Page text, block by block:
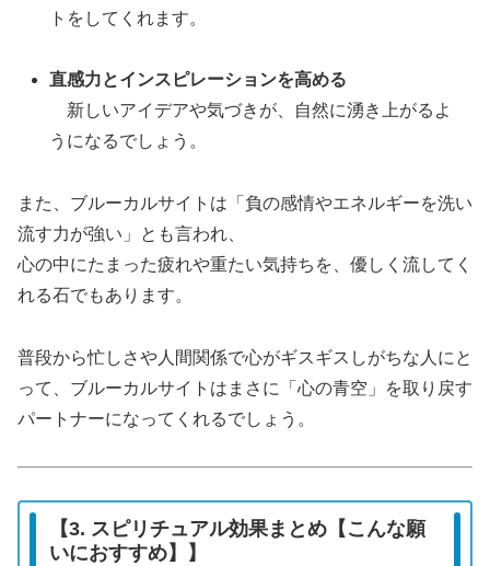
トをしてくれます。
直感力とインスピレーションを高める
新しいアイデアや気づきが、自然に湧き上がるよ
うになるでしょう。
また、ブルーカルサイトは「負の感情やエネルギーを洗い
流す力が強い」とも言われ、
心の中にたまった疲れや重たい気持ちを、優しく流してく
れる石でもあります。
普段から忙しさや人間関係で心がギスギスしがちな人にと
って、ブルーカルサイトはまさに「心の青空」を取り戻す
パートナーになってくれるでしょう。
【3. スピリチュアル効果まとめ【こんな願
いにおすすめ】】